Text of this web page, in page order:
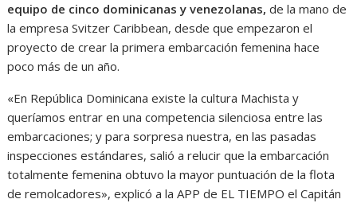
equipo de cinco dominicanas y venezolanas, de la mano de
la empresa Svitzer Caribbean, desde que empezaron el
proyecto de crear la primera embarcación femenina hace
poco más de un año.
«En República Dominicana existe la cultura Machista y
queríamos entrar en una competencia silenciosa entre las
embarcaciones; y para sorpresa nuestra, en las pasadas
inspecciones estándares, salió a relucir que la embarcación
totalmente femenina obtuvo la mayor puntuación de la flota
de remolcadores», explicó a la APP de EL TIEMPO el Capitán